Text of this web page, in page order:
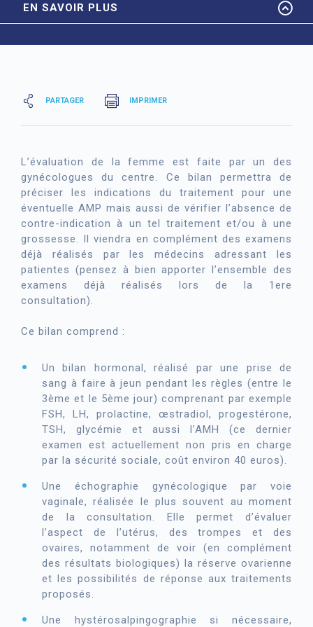
EN SAVOIR PLUS
PARTAGER IMPRIMER
L’évaluation de la femme est faite par un des
gynécologues du centre. Ce bilan permettra de
préciser les indications du traitement pour une
éventuelle AMP mais aussi de vérifier l’absence de
contre-indication à un tel traitement et/ou à une
grossesse. Il viendra en complément des examens
déjà réalisés par les médecins adressant les
patientes (pensez à bien apporter l’ensemble des
examens déjà réalisés lors de la 1ere
consultation).
Ce bilan comprend :
Un bilan hormonal, réalisé par une prise de
sang à faire à jeun pendant les règles (entre le
3ème et le 5ème jour) comprenant par exemple
FSH, LH, prolactine, œstradiol, progestérone,
TSH, glycémie et aussi l’AMH (ce dernier
examen est actuellement non pris en charge
par la sécurité sociale, coût environ 40 euros).
Une échographie gynécologique par voie
vaginale, réalisée le plus souvent au moment
de la consultation. Elle permet d’évaluer
l’aspect de l’utérus, des trompes et des
ovaires, notamment de voir (en complément
des résultats biologiques) la réserve ovarienne
et les possibilités de réponse aux traitements
proposés.
Une hystérosalpingographie si nécessaire,